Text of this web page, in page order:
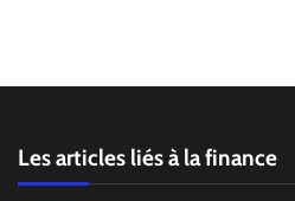
Les articles liés à la finance